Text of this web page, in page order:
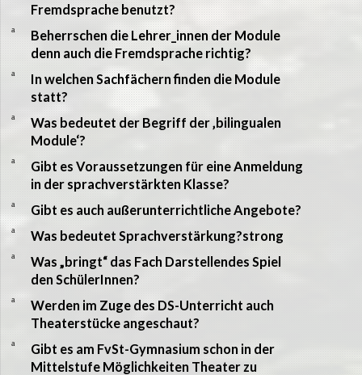
Fremdsprache benutzt?
a
Beherrschen die Lehrer_innen der Module
denn auch die Fremdsprache richtig?
a
In welchen Sachfächern finden die Module
statt?
a
Was bedeutet der Begriff der ‚bilingualen
Module‘?
a
Gibt es Voraussetzungen für eine Anmeldung
in der sprachverstärkten Klasse?
a Gibt es auch außerunterrichtliche Angebote?
a Was bedeutet Sprachverstärkung?strong
a
Was „bringt“ das Fach Darstellendes Spiel
den SchülerInnen?
a
Werden im Zuge des DS-Unterricht auch
Theaterstücke angeschaut?
a
Gibt es am FvSt-Gymnasium schon in der
Mittelstufe Möglichkeiten Theater zu